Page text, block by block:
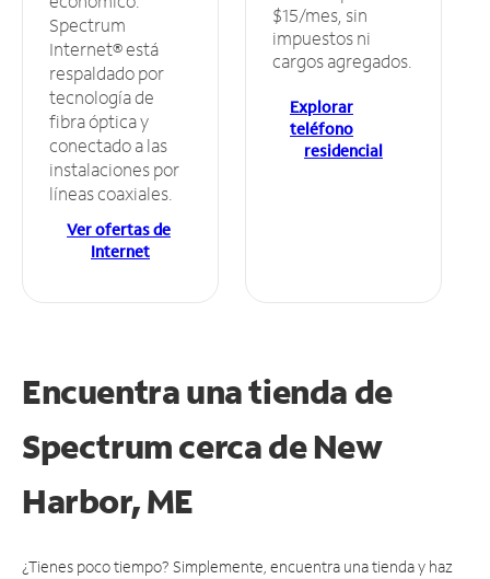
Spectrum
Internet® está
respaldado por
tecnología de
fibra óptica y
conectado a las
instalaciones por
líneas coaxiales.
Ver ofertas de
Internet
$15/mes, sin
impuestos ni
cargos agregados.
Explorar
teléfono
residencial
Encuentra una tienda de
Spectrumcerca de New
Harbor, ME
¿Tienes poco tiempo? Simplemente, encuentra una tienda y haz